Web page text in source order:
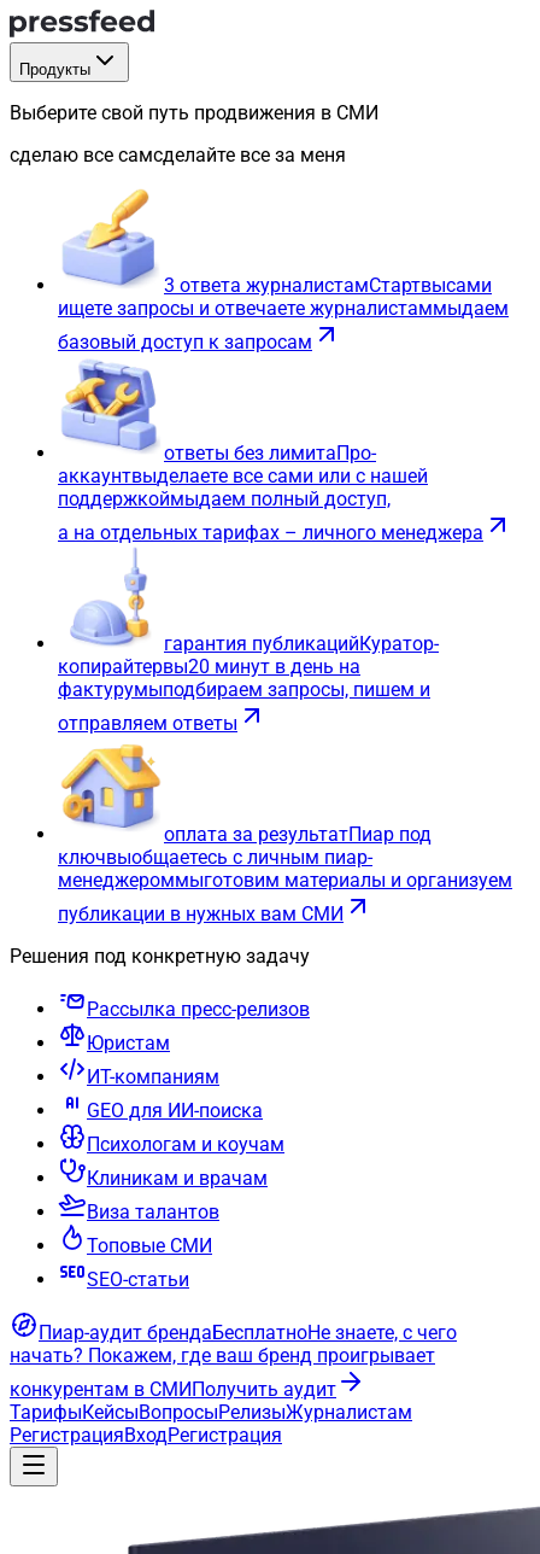
Продукты
Выберите свой путь продвижения в СМИ
сделаю все самсделайте все за меня
3 ответа журналистамСтартвысами
ищете запросы и отвечаете журналистаммыдаем
базовый доступ к запросам
ответы без лимитаПро-
аккаунтвыделаете все сами или с нашей
поддержкоймыдаем полный доступ,
а на отдельных тарифах – личного менеджера
гарантия публикацийКуратор-
копирайтервы20 минут в день на
фактурумыподбираем запросы, пишем и
отправляем ответы
оплата за результатПиар под
ключвыобщаетесь с личным пиар-
менеджероммыготовим материалы и организуем
публикации в нужных вам СМИ
Решения под конкретную задачу
Рассылка пресс-релизов
Юристам
ИТ-компаниям
GEO для ИИ-поиска
Психологам и коучам
Клиникам и врачам
Виза талантов
Топовые СМИ
SEO-статьи
Пиар-аудит брендаБесплатноНе знаете, с чего
начать? Покажем, где ваш бренд проигрывает
конкурентам в СМИПолучить аудит
ТарифыКейсыВопросыРелизыЖурналистам
РегистрацияВходРегистрация